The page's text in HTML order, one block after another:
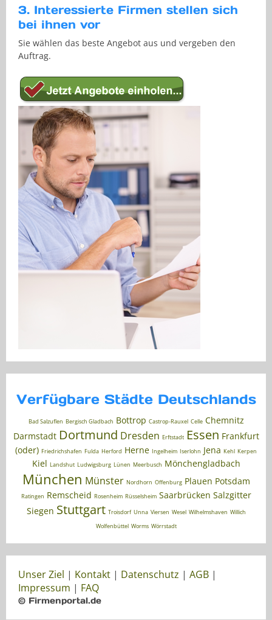
3. Interessierte Firmen stellen sich
bei ihnen vor
Sie wählen das beste Angebot aus und vergeben den
Auftrag.
Verfügbare Städte Deutschlands
Bad Salzuflen Bergisch Gladbach Bottrop Castrop-Rauxel Celle Chemnitz
Darmstadt Dortmund Dresden Erftstadt Essen Frankfurt
(oder) Friedrichshafen Fulda Herford Herne Ingelheim Iserlohn Jena Kehl Kerpen
Kiel Landshut Ludwigsburg Lünen Meerbusch Mönchengladbach
München Münster Nordhorn Offenburg Plauen Potsdam
Ratingen Remscheid Rosenheim Rüsselsheim Saarbrücken Salzgitter
Siegen Stuttgart Troisdorf Unna Viersen Wesel Wilhelmshaven Willich
Wolfenbüttel Worms Wörrstadt
Unser Ziel | Kontakt | Datenschutz | AGB |
Impressum | FAQ
© Firmenportal.de